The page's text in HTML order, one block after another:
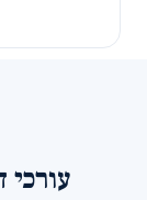
עורכי